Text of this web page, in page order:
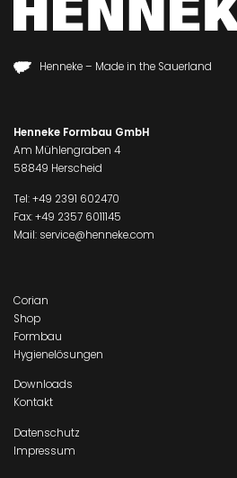
Henneke – Made in the Sauerland
Henneke Formbau GmbH
Am Mühlengraben 4
58849 Herscheid
Tel:+49 2391 602470
Fax: +49 2357 6011145
Mail: service@henneke.com
Corian
Shop
Formbau
Hygienelösungen
Downloads
Kontakt
Datenschutz
Impressum